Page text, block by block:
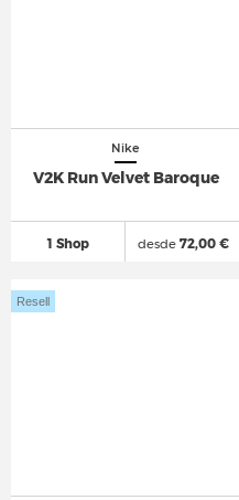
Nike
V2K Run Velvet Baroque
1 Shop desde72,00 €
Resell